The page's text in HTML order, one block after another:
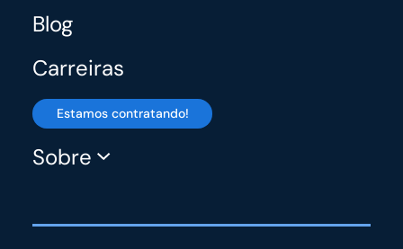
Blog
Carreiras
Estamos contratando!
Sobre